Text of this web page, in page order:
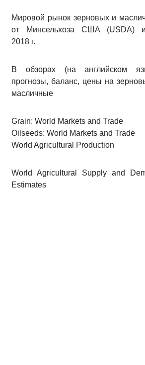
Мировой рынок зерновых и
от Минсельхоза США (USDA)
2018 г.
В обзорах (на английском
прогнозы, баланс, цены на
масличные
Grain: World Markets and Trade
Oilseeds: World Markets and Trade
World Agricultural Production
World Agricultural Supply and
Estimates